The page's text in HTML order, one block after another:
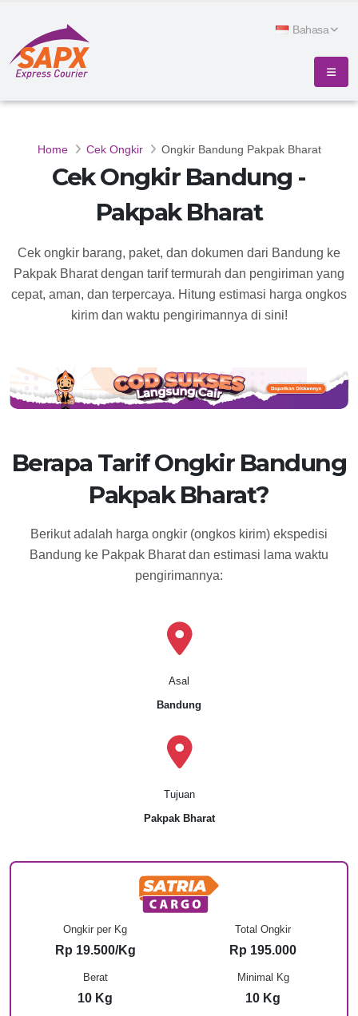
Bahasa
Home Cek Ongkir Ongkir Bandung Pakpak Bharat
Cek Ongkir Bandung -
Pakpak Bharat
Cek ongkir barang, paket, dan dokumen dari Bandung ke
Pakpak Bharat dengan tarif termurah dan pengiriman yang
cepat, aman, dan terpercaya. Hitung estimasi harga ongkos
kirim dan waktu pengirimannya di sini!
Berapa Tarif Ongkir Bandung
Pakpak Bharat?
Berikut adalah harga ongkir (ongkos kirim) ekspedisi
Bandung ke Pakpak Bharat dan estimasi lama waktu
pengirimannya:
Asal
Bandung
Tujuan
Pakpak Bharat
Ongkir per Kg
Rp 19.500/Kg
Total Ongkir
Rp 195.000
Berat
10 Kg
Minimal Kg
10 Kg